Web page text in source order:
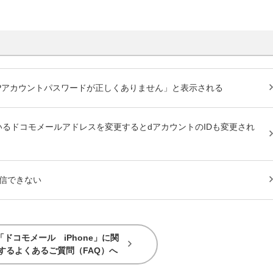
カウントパスワードが正しくありません」と表示される
ドコモメールアドレスを変更するとdアカウントのIDも変更され
できない
ドコモメール iPhone」に関
るよくあるご質問（FAQ）へ